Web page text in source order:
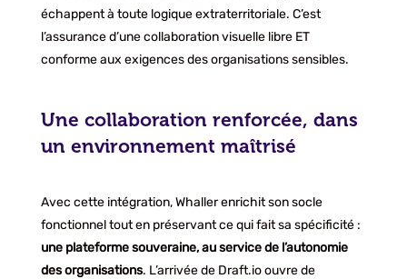
échappent à toute logique extraterritoriale. C’est
l’assurance d’une collaboration visuelle libre ET
conforme aux exigences des organisations sensibles.
Une collaboration renforcée, dans
un environnement maîtrisé
Avec cette intégration, Whaller enrichit son socle
fonctionnel tout en préservant ce qui fait sa spécificité :
une plateforme souveraine, au service de l’autonomie
des organisations. L’arrivée de Draft.io ouvre de